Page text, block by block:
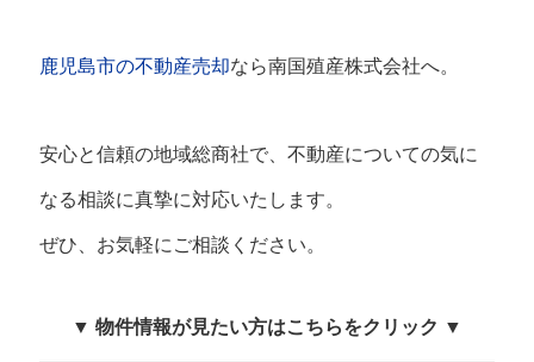
鹿児島市の不動産売却なら南国殖産株式会社へ。
安心と信頼の地域総商社で、不動産についての気に
なる相談に真摯に対応いたします。
ぜひ、お気軽にご相談ください。
▼ 物件情報が見たい方はこちらをクリック ▼